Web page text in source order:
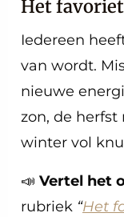
Het
Iedereen
van wordt.
nieuwe
zon, de
winter vol
📣 Vertel het
rubriek “Het